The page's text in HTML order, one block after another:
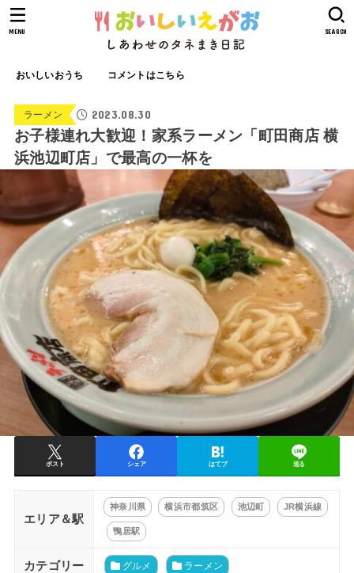
おいしいおうち コメントはこちら
SEARCH
MENU
ラーメン 2023.08.30
お子様連れ大歓迎！家系ラーメン「町田商店 横
浜池辺町店」で最高の一杯を
ポスト シェア はてブ 送る
エリア＆駅
神奈川県 横浜市都筑区 池辺町 JR横浜線
鴨居駅
カテゴリー グルメ ラーメン